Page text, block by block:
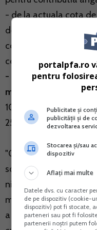
- de la actuala cota
deosebite de munca
contributia individuala
contributia
- de la 36,3% la
munca
si pentru alte
10,5% pentru
25,8% pentru
"O viitoare scadere a
sociale aplicata
nivelului salarial, care
macroeconomic prin
a nivelului de trai.
portalpfa.ro
pentru
Publicitate și
publicității și de
dezvoltarea
Stocarea și/sau
dispozitiv
Aflați mai multe
Datele dvs. cu caracter
de pe dispozitiv (cookie-
dispozitiv) pot fi stocate,
parteneri sau pot fi
partenerii noștri putem